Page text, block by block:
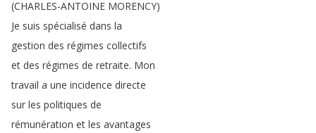
(CHARLES-ANTOINE MORENCY)
Je suis spécialisé dans la
gestion des régimes collectifs
et des régimes de retraite. Mon
travail a une incidence directe
sur les politiques de
rémunération et les avantages